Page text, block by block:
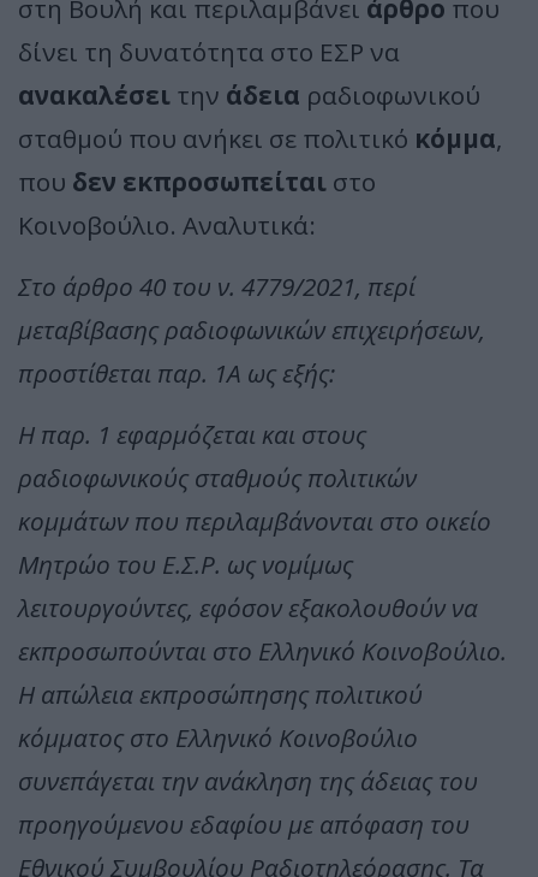
στη Βουλή και περιλαμβάνει άρθρο που
δίνει τη δυνατότητα στο ΕΣΡ να
ανακαλέσει την άδεια ραδιοφωνικού
σταθμού που ανήκει σε πολιτικό κόμμα,
που δεν εκπροσωπείται στο
Κοινοβούλιο. Αναλυτικά:
Στο άρθρο 40 του ν. 4779/2021, περί
μεταβίβασης ραδιοφωνικών επιχειρήσεων,
προστίθεται παρ. 1Α ως εξής:
Η παρ. 1 εφαρμόζεται και στους
ραδιοφωνικούς σταθμούς πολιτικών
κομμάτων που περιλαμβάνονται στο οικείο
Μητρώο του Ε.Σ.Ρ. ως νομίμως
λειτουργούντες, εφόσον εξακολουθούν να
εκπροσωπούνται στο Ελληνικό Κοινοβούλιο.
Η απώλεια εκπροσώπησης πολιτικού
κόμματος στο Ελληνικό Κοινοβούλιο
συνεπάγεται την ανάκληση της άδειας του
προηγούμενου εδαφίου με απόφαση του
Εθνικού Συμβουλίου Ραδιοτηλεόρασης. Τα